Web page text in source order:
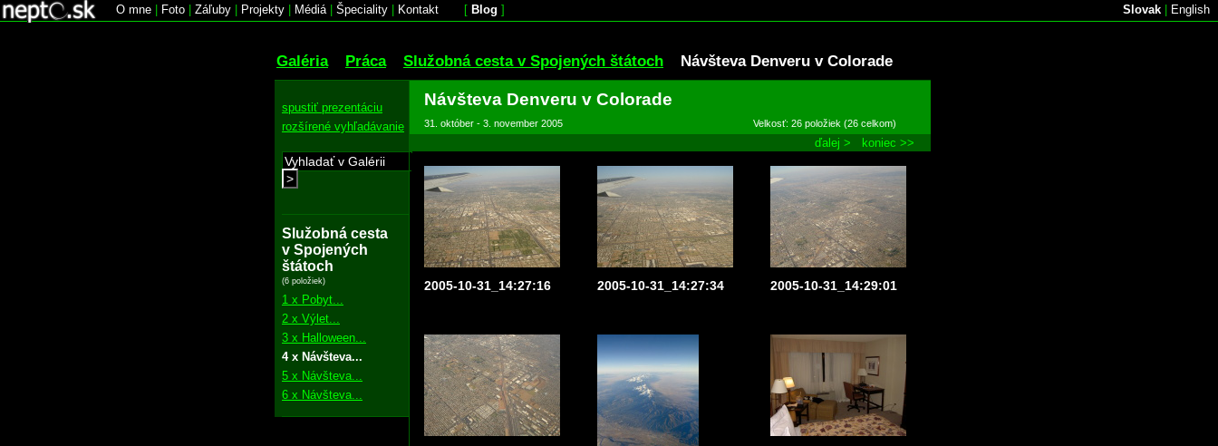
O mne Foto Záľuby Projekty Médiá| Špeciality Kontakt [ Blog ] Slovak English
Galéria Práca Služobná cesta v Spojených štátoch Návšteva Denveru v Colorade
spustiť prezentáciu
rozšírené vyhľadávanie
>
Služobná cesta
v Spojených
štátoch
(6 položiek)
1 x Pobyt...
2 x Výlet...
3 x Halloween...
4 x Návšteva...
5 x Návšteva...
6 x Návšteva...
Návšteva Denveru v Colorade
31. október - 3. november 2005 Velkosť: 26 položiek (26 celkom)
ďalej > koniec >>
2005-10-31_14:27:16 2005-10-31_14:27:34 2005-10-31_14:29:01